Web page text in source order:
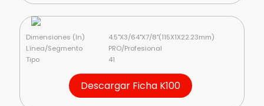
Dimensiones (In)
4.5"X3/64"X7/8"(115X1X22.23mm)
Línea/Segmento
PRO/Profesional
Tipo
41
Descargar Ficha K100